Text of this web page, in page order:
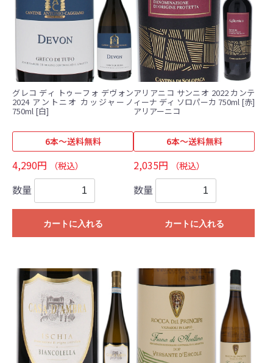
グレコ ディ トゥーフォ デヴォン
2024 アントニオ カッジャーノ
750ml [白]
6本～送料無料
4,290円 （税込）
数量
カートに入れる
アリアニコ サンニオ 2022 カンテ
ィーナ ディ ソロパーカ 750ml [赤]
アリアーニコ
6本～送料無料
2,035円 （税込）
数量
カートに入れる